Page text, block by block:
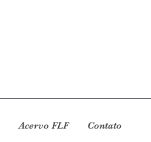
Acervo FLF Contato